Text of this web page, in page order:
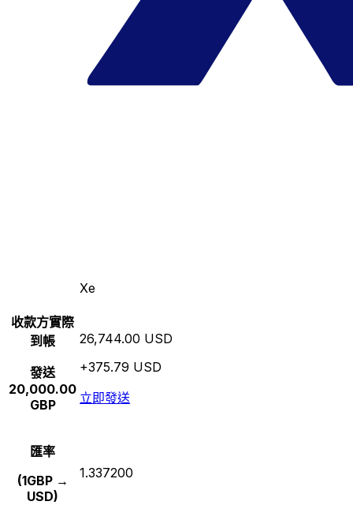
Xe
收款方實際
到帳
發送
20,000.00
GBP
26,744.00 USD
+375.79 USD
立即發送
匯率
(1GBP →
USD)
1.337200